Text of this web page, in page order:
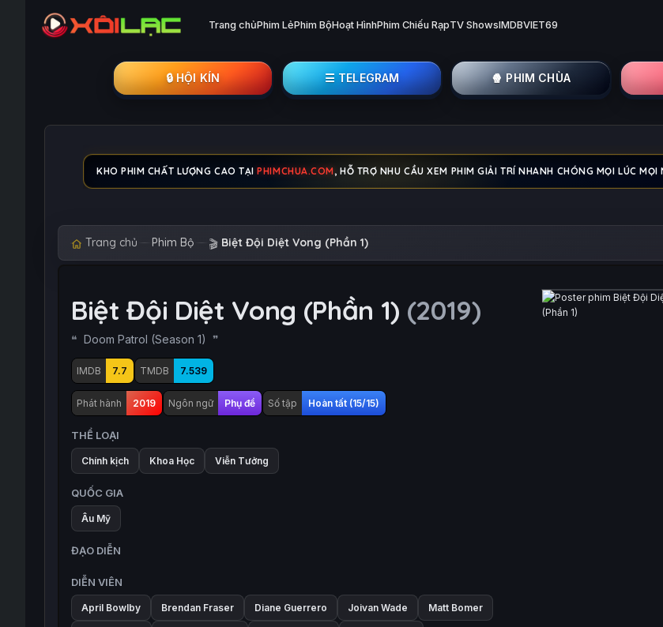
Trang chủPhim LẻPhim BộHoạt HìnhPhim Chiếu RạpTV ShowsIMDBVIET69
🔒︎ HỘI KÍN ☰ TELEGRAM 🍿 PHIM CHÙA
KHO PHIM CHẤT LƯỢNG CAO TẠIPHIMCHUA.COM, HỖ TRỢ NHU CẦU XEM PHIM GIẢI TRÍ NHANH CHÓNG MỌI LÚC MỌI
Trang chủ Phim Bộ 🎬 Biệt Đội Diệt Vong (Phần 1)
Biệt Đội Diệt Vong (Phần 1) (2019)
Doom Patrol (Season 1)
IMDB 7.7 TMDB 7.539
Phát hành 2019 Ngôn ngữ Phụ đề Số tập Hoàn tất (15/15)
THỂ LOẠI
Chính kịch Khoa Học Viễn Tưởng
QUỐC GIA
Âu Mỹ
ĐẠO DIỄN
DIỄN VIÊN
April Bowlby Brendan Fraser Diane Guerrero Joivan Wade Matt Bomer